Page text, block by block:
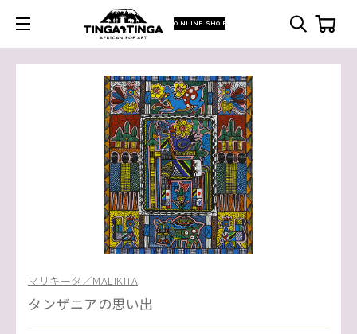
ONLINE SHOP
マリキータ／MALIKITA
タンザニアの思い出